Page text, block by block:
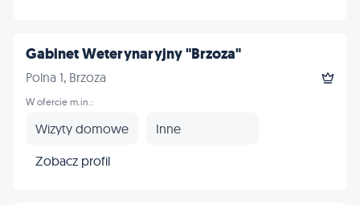
Gabinet Weterynaryjny "Brzoza"
Polna 1, Brzoza
W ofercie m.in.:
Wizyty domowe
Inne
Zobacz profil